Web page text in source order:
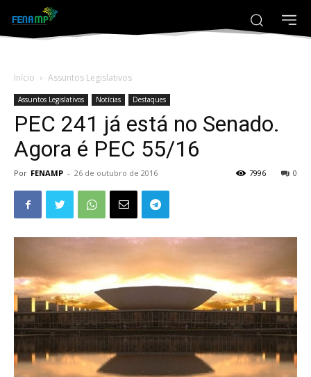
Início Assuntos Legislativos
Assuntos Legislativos Notícias Destaques
PEC 241 já está no Senado.
Agora é PEC 55/16
Por FENAMP - 26 de outubro de 2016 0
7996